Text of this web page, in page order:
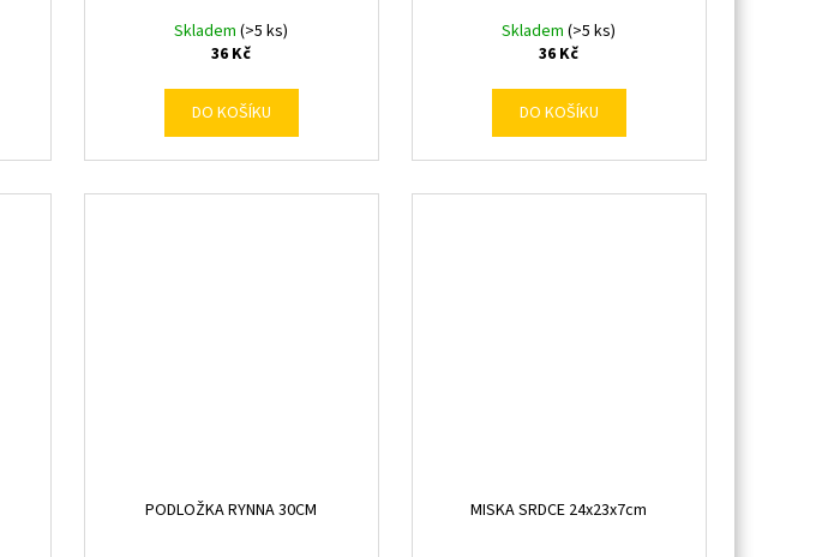
Skladem(>5 ks)
36 Kč
DO KOŠÍKU
Skladem(>5 ks)
36 Kč
DO KOŠÍKU
PODLOŽKA RYNNA 30CM MISKA SRDCE 24x23x7cm